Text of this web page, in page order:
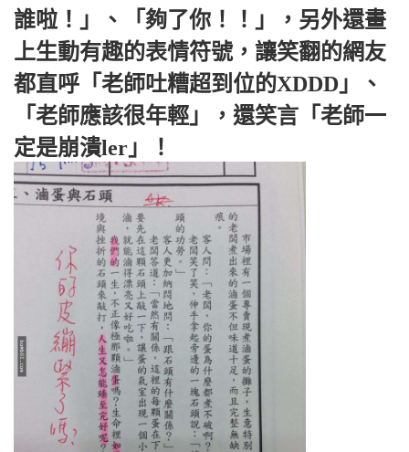
誰啦！」、「夠了你！！」，另外還畫
上生動有趣的表情符號，讓笑翻的網友
都直呼「老師吐糟超到位的XDDD」、
「老師應該很年輕」，還笑言「老師一
定是崩潰ler」！